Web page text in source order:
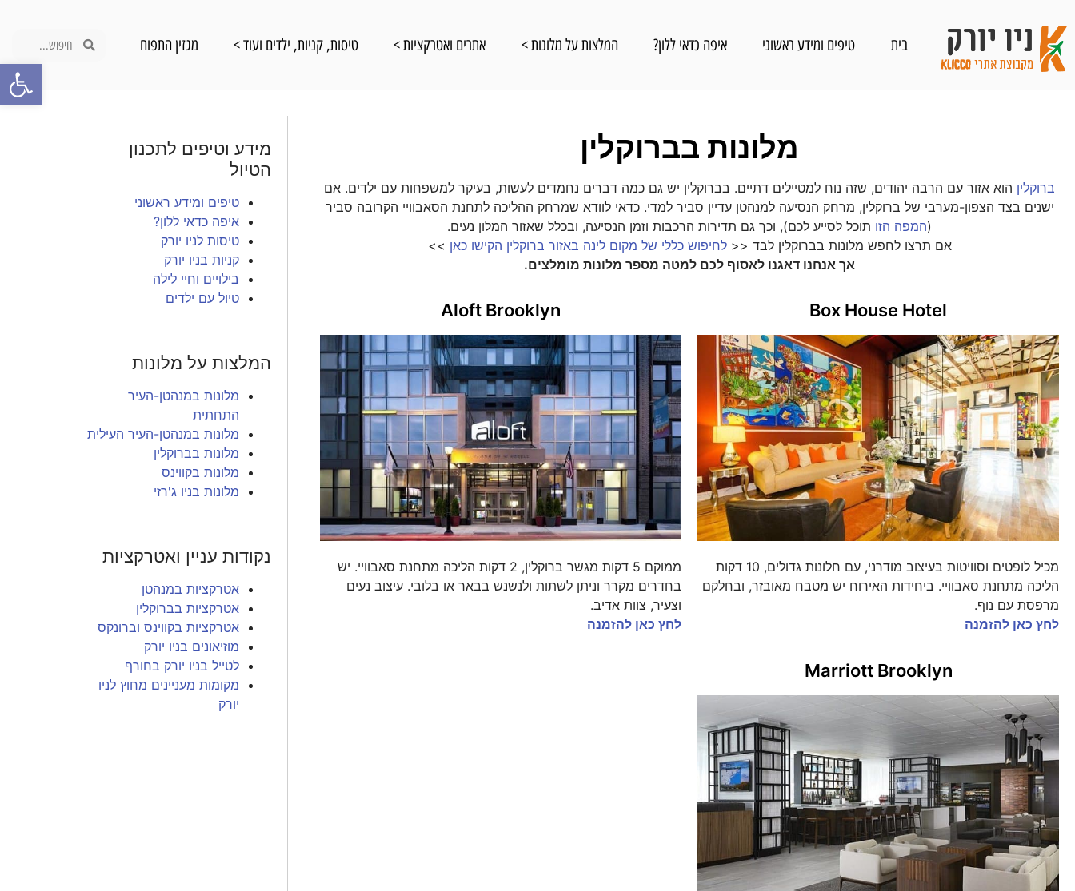
בית טיפים ומידע ראשוני איפה כדאי ללון? המלצות על מלונות > אתרים ואטרקציות > טיסות, קניות, ילדים ועוד > מגזין התפוח
מלונות בברוקלין
ברוקלין הוא אזור עם הרבה יהודים, שזה נוח למטיילים דתיים. בברוקלין יש גם כמה דברים נחמדים לעשות, בעיקר למשפחות עם ילדים. אם
ישנים בצד הצפון-מערבי של ברוקלין, מרחק הנסיעה למנהטן עדיין סביר למדי. כדאי לוודא שמרחק ההליכה לתחנת הסאבוויי הקרובה סביר
(המפה הזו תוכל לסייע לכם), וכך גם תדירות הרכבות וזמן הנסיעה, ובכלל שאזור המלון נעים.
אם תרצו לחפש מלונות בברוקלין לבד <<לחיפוש כללי של מקום לינה באזור ברוקלין הקישו כאן >>
אך אנחנו דאגנו לאסוף לכם למטה מספר מלונות מומלצים.
Box House Hotel
מכיל לופטים וסוויטות בעיצוב מודרני, עם חלונות גדולים, 10 דקות
הליכה מתחנת סאבוויי. ביחידות האירוח יש מטבח מאובזר, ובחלקם
מרפסת עם נוף.
לחץ כאן להזמנה
Aloft Brooklyn
ממוקם 5 דקות מגשר ברוקלין, 2 דקות הליכה מתחנת סאבוויי. יש
בחדרים מקרר וניתן לשתות ולנשנש בבאר או בלובי. עיצוב נעים
וצעיר, צוות אדיב.
לחץ כאן להזמנה
Marriott Brooklyn
מידע וטיפים לתכנון
הטיול
טיפים ומידע ראשוני
איפה כדאי ללון?
טיסות לניו יורק
קניות בניו יורק
בילויים וחיי לילה
טיול עם ילדים
המלצות על מלונות
מלונות במנהטן-העיר
התחתית
מלונות במנהטן-העיר העילית
מלונות בברוקלין
מלונות בקווינס
מלונות בניו ג'רזי
נקודות עניין ואטרקציות
אטרקציות במנהטן
אטרקציות בברוקלין
אטרקציות בקווינס וברונקס
מוזיאונים בניו יורק
לטייל בניו יורק בחורף
מקומות מעניינים מחוץ לניו
יורק
פתח